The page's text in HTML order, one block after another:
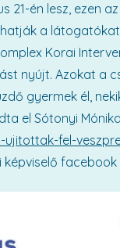
21-én lesz, ezen
a
Korai
nyújt. Azokat a
gyermek él,
el Sótonyi
fel-